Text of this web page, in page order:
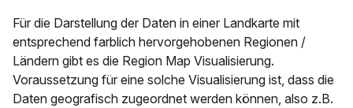
Für die Darstellung der Daten in einer Landkarte mit
entsprechend farblich hervorgehobenen Regionen /
Ländern gibt es die Region Map Visualisierung.
Voraussetzung für eine solche Visualisierung ist, dass die
Daten geografisch zugeordnet werden können, also z.B.